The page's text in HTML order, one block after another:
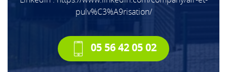
pulv%C3%A9risation/
05 56 42 05 02